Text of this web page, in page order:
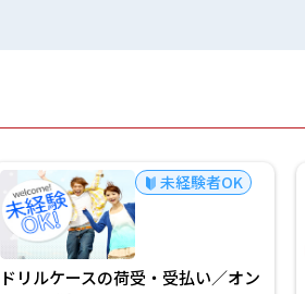
未経験者OK
ドリルケースの荷受・受払い／オン